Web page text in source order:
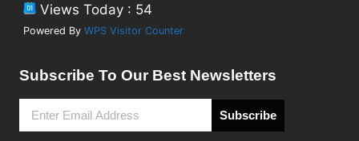
Views Today : 54
Powered By WPS Visitor Counter
Subscribe To Our Best Newsletters
Subscribe